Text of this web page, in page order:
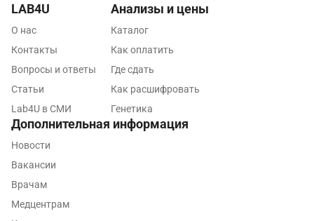
Лабинск
Лобня
Майкоп
Мурино
Мытищи
LAB4U
О нас
Контакты
Вопросы и ответы
Статьи
Lab4U в СМИ
Анализы и цены
Каталог
Как оплатить
Где сдать
Как расшифровать
Генетика
Дополнительная информация
Новости
Вакансии
Врачам
Медцентрам